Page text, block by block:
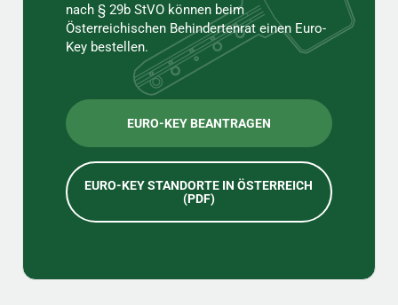
nach § 29b StVO können beim
Österreichischen Behindertenrat einen Euro-
Key bestellen.
EURO-KEY BEANTRAGEN
EURO-KEY STANDORTE IN ÖSTERREICH
(PDF)